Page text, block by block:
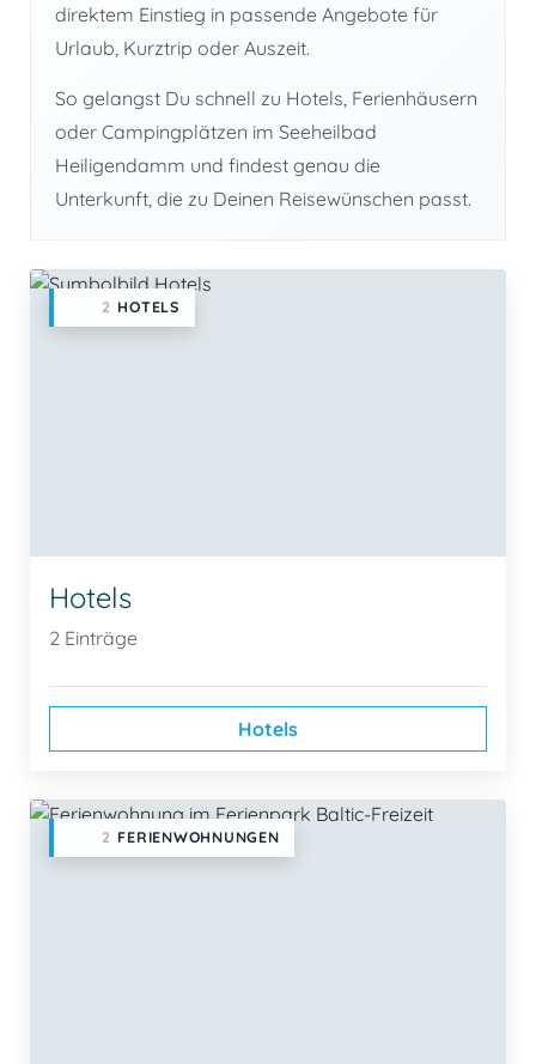
direktem Einstieg in passende Angebote für
Urlaub, Kurztrip oder Auszeit.
So gelangst Du schnell zu Hotels, Ferienhäusern
oder Campingplätzen im Seeheilbad
Heiligendamm und findest genau die
Unterkunft, die zu Deinen Reisewünschen passt.
2 HOTELS
Hotels
2 Einträge
Hotels
2 FERIENWOHNUNGEN